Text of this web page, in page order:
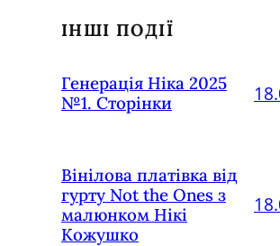
ІНШІ ПОДІЇ
Генерація Ніка 2025
№1. Сторінки
Вінілова платівка від
гурту Not the Ones з
малюнком Нікі
Кожушко